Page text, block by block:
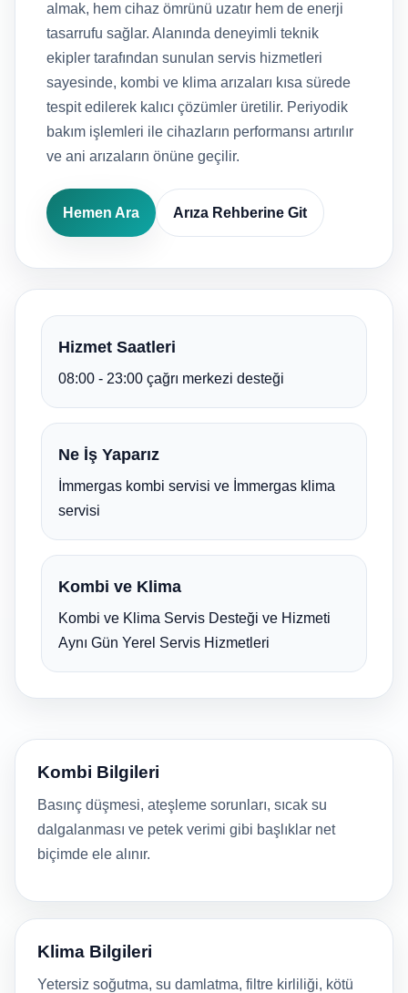
almak, hem cihaz ömrünü uzatır hem de enerji
tasarrufu sağlar. Alanında deneyimli teknik
ekipler tarafından sunulan servis hizmetleri
sayesinde, kombi ve klima arızaları kısa sürede
tespit edilerek kalıcı çözümler üretilir. Periyodik
bakım işlemleri ile cihazların performansı artırılır
ve ani arızaların önüne geçilir.
Hemen Ara Arıza Rehberine Git
Hizmet Saatleri
08:00 - 23:00 çağrı merkezi desteği
Ne İş Yaparız
İmmergas kombi servisi ve İmmergas klima
servisi
Kombi ve Klima
Kombi ve Klima Servis Desteği ve Hizmeti
Aynı Gün Yerel Servis Hizmetleri
Kombi Bilgileri
Basınç düşmesi, ateşleme sorunları, sıcak su
dalgalanması ve petek verimi gibi başlıklar net
biçimde ele alınır.
Klima Bilgileri
Yetersiz soğutma, su damlatma, filtre kirliliği, kötü